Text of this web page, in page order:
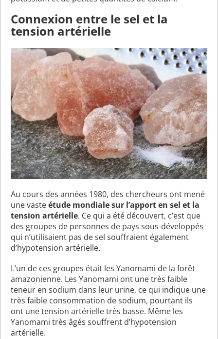
Connexion entre le sel et la
tension artérielle
Au cours des années 1980, des chercheurs ont mené
une vasteétude mondiale sur l’apport en sel et la
tension artérielle. Ce qui a été découvert, c’est que
des groupes de personnes de pays sous-développés
qui n’utilisaient pas de sel souffraient également
d’hypotension artérielle.
L’un de ces groupes était les Yanomami de la forêt
amazonienne. Les Yanomami ont une très faible
teneur en sodium dans leur urine, ce qui indique une
très faible consommation de sodium, pourtant ils
ont une tension artérielle très basse. Même les
Yanomami très âgés souffrent d’hypotension
artérielle.